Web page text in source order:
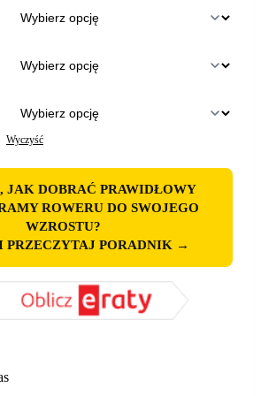
Wyczyść
JAK DOBRAĆ PRAWIDŁOWY
ROWERU DO SWOJEGO
WZROSTU?
PORADNIK →